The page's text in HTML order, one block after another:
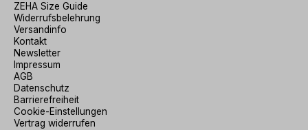
ZEHA Size Guide
Widerrufsbelehrung
Versandinfo
Kontakt
Newsletter
Impressum
AGB
Datenschutz
Barrierefreiheit
Cookie-Einstellungen
Vertrag widerrufen